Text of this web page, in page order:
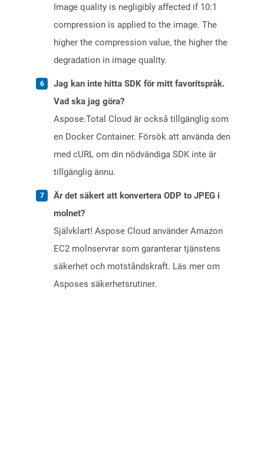
Image quality is negligibly affected if 10:1
compression is applied to the image. The
higher the compression value, the higher the
degradation in image quality.
Jag kan inte hitta SDK för mitt favoritspråk.
Vad ska jag göra?
Aspose.Total Cloud är också tillgänglig som
en Docker Container. Försök att använda den
med cURL om din nödvändiga SDK inte är
tillgänglig ännu.
Är det säkert att konvertera ODP to JPEG i
molnet?
Självklart! Aspose Cloud använder Amazon
EC2 molnservrar som garanterar tjänstens
säkerhet och motståndskraft. Läs mer om
Asposes säkerhetsrutiner.